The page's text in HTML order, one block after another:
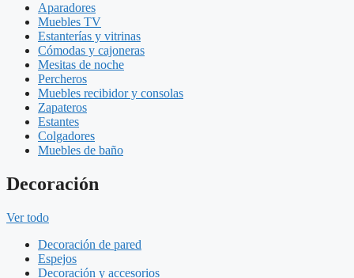
Aparadores
Muebles TV
Estanterías y vitrinas
Cómodas y cajoneras
Mesitas de noche
Percheros
Muebles recibidor y consolas
Zapateros
Estantes
Colgadores
Muebles de baño
Decoración
Ver todo
Decoración de pared
Espejos
Decoración y accesorios